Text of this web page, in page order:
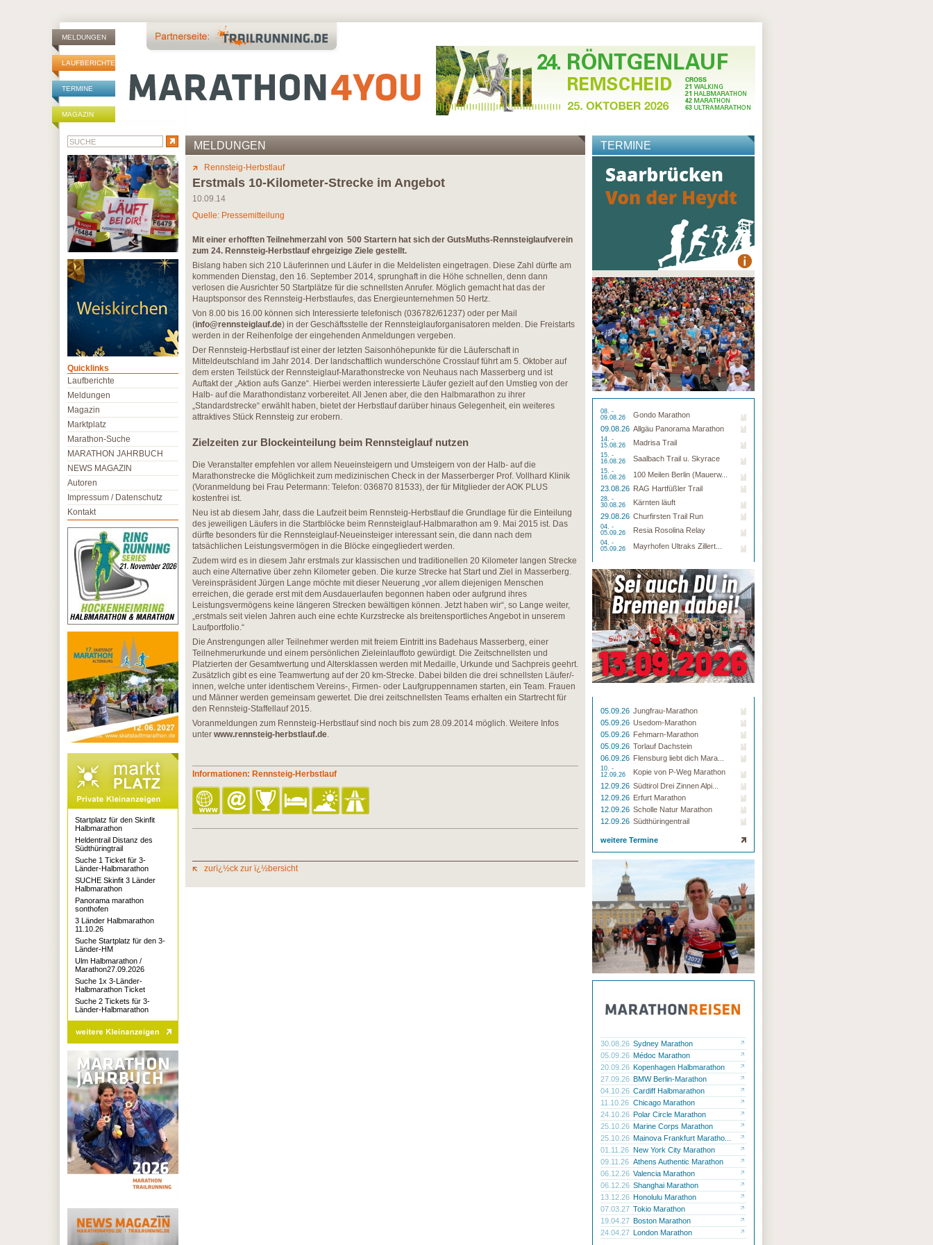
MELDUNGEN
LAUFBERICHTE
TERMINE
MAGAZIN
MELDUNGEN
Rennsteig-Herbstlauf
Erstmals 10-Kilometer-Strecke im Angebot
10.09.14
Quelle: Pressemitteilung
Mit einer erhofften Teilnehmerzahl von 500 Startern hat sich der GutsMuths-Rennsteiglaufverein
zum 24. Rennsteig-Herbstlauf ehrgeizige Ziele gestellt.
Bislang haben sich 210 Läuferinnen und Läufer in die Meldelisten eingetragen. Diese Zahl dürfte am
kommenden Dienstag, den 16. September 2014, sprunghaft in die Höhe schnellen, denn dann
verlosen die Ausrichter 50 Startplätze für die schnellsten Anrufer. Möglich gemacht hat das der
Hauptsponsor des Rennsteig-Herbstlaufes, das Energieunternehmen 50 Hertz.
Von 8.00 bis 16.00 können sich Interessierte telefonisch (036782/61237) oder per Mail
(info@rennsteiglauf.de) in der Geschäftsstelle der Rennsteiglauforganisatoren melden. Die Freistarts
werden in der Reihenfolge der eingehenden Anmeldungen vergeben.
Der Rennsteig-Herbstlauf ist einer der letzten Saisonhöhepunkte für die Läuferschaft in
Mitteldeutschland im Jahr 2014. Der landschaftlich wunderschöne Crosslauf führt am 5. Oktober auf
dem ersten Teilstück der Rennsteiglauf-Marathonstrecke von Neuhaus nach Masserberg und ist
Auftakt der „Aktion aufs Ganze“. Hierbei werden interessierte Läufer gezielt auf den Umstieg von der
Halb- auf die Marathondistanz vorbereitet. All Jenen aber, die den Halbmarathon zu ihrer
„Standardstrecke“ erwählt haben, bietet der Herbstlauf darüber hinaus Gelegenheit, ein weiteres
attraktives Stück Rennsteig zur erobern.
Zielzeiten zur Blockeinteilung beim Rennsteiglauf nutzen
Die Veranstalter empfehlen vor allem Neueinsteigern und Umsteigern von der Halb- auf die
Marathonstrecke die Möglichkeit zum medizinischen Check in der Masserberger Prof. Vollhard Klinik
(Voranmeldung bei Frau Petermann: Telefon: 036870 81533), der für Mitglieder der AOK PLUS
kostenfrei ist.
Neu ist ab diesem Jahr, dass die Laufzeit beim Rennsteig-Herbstlauf die Grundlage für die Einteilung
des jeweiligen Läufers in die Startblöcke beim Rennsteiglauf-Halbmarathon am 9. Mai 2015 ist. Das
dürfte besonders für die Rennsteiglauf-Neueinsteiger interessant sein, die dann nach dem
tatsächlichen Leistungsvermögen in die Blöcke eingegliedert werden.
Zudem wird es in diesem Jahr erstmals zur klassischen und traditionellen 20 Kilometer langen Strecke
auch eine Alternative über zehn Kilometer geben. Die kurze Strecke hat Start und Ziel in Masserberg.
Vereinspräsident Jürgen Lange möchte mit dieser Neuerung „vor allem diejenigen Menschen
erreichen, die gerade erst mit dem Ausdauerlaufen begonnen haben oder aufgrund ihres
Leistungsvermögens keine längeren Strecken bewältigen können. Jetzt haben wir“, so Lange weiter,
„erstmals seit vielen Jahren auch eine echte Kurzstrecke als breitensportliches Angebot in unserem
Laufportfolio.“
Die Anstrengungen aller Teilnehmer werden mit freiem Eintritt ins Badehaus Masserberg, einer
Teilnehmerurkunde und einem persönlichen Zieleinlauffoto gewürdigt. Die Zeitschnellsten und
Platzierten der Gesamtwertung und Altersklassen werden mit Medaille, Urkunde und Sachpreis geehrt.
Zusätzlich gibt es eine Teamwertung auf der 20 km-Strecke. Dabei bilden die drei schnellsten Läufer/-
innen, welche unter identischem Vereins-, Firmen- oder Laufgruppennamen starten, ein Team. Frauen
und Männer werden gemeinsam gewertet. Die drei zeitschnellsten Teams erhalten ein Startrecht für
den Rennsteig-Staffellauf 2015.
Voranmeldungen zum Rennsteig-Herbstlauf sind noch bis zum 28.09.2014 möglich. Weitere Infos
unter www.rennsteig-herbstlauf.de.
Informationen: Rennsteig-Herbstlauf
zurï¿½ck zur ï¿½bersicht
TERMINE
08. -
09.08.26
Gondo Marathon
09.08.26 Allgäu Panorama Marathon
14. -
15.08.26
Madrisa Trail
15. -
16.08.26
Saalbach Trail u. Skyrace
15. -
16.08.26
100 Meilen Berlin (Mauerw...
23.08.26 RAG Hartfüßler Trail
28. -
30.08.26
Kärnten läuft
29.08.26 Churfirsten Trail Run
04. -
05.09.26
Resia Rosolina Relay
04. -
05.09.26
Mayrhofen Ultraks Zillert...
05.09.26 Jungfrau-Marathon
05.09.26 Usedom-Marathon
05.09.26 Fehmarn-Marathon
05.09.26 Torlauf Dachstein
06.09.26 Flensburg liebt dich Mara...
10. -
12.09.26
Kopie von P-Weg Marathon
12.09.26 Südtirol Drei Zinnen Alpi...
12.09.26 Erfurt Marathon
12.09.26 Scholle Natur Marathon
12.09.26 Südthüringentrail
weitere Termine
30.08.26 Sydney Marathon
05.09.26 Médoc Marathon
20.09.26 Kopenhagen Halbmarathon
27.09.26 BMW Berlin-Marathon
04.10.26 Cardiff Halbmarathon
11.10.26 Chicago Marathon
24.10.26 Polar Circle Marathon
25.10.26 Marine Corps Marathon
25.10.26 Mainova Frankfurt Maratho...
01.11.26 New York City Marathon
09.11.26 Athens Authentic Marathon
06.12.26 Valencia Marathon
06.12.26 Shanghai Marathon
13.12.26 Honolulu Marathon
07.03.27 Tokio Marathon
19.04.27 Boston Marathon
24.04.27 London Marathon
Quicklinks
Laufberichte
Meldungen
Magazin
Marktplatz
Marathon-Suche
MARATHON JAHRBUCH
NEWS MAGAZIN
Autoren
Impressum / Datenschutz
Kontakt
Startplatz für den Skinfit
Halbmarathon
Heldentrail Distanz des
Südthüringtrail
Suche 1 Ticket für 3-
Länder-Halbmarathon
SUCHE Skinfit 3 Länder
Halbmarathon
Panorama marathon
sonthofen
3 Länder Halbmarathon
11.10.26
Suche Startplatz für den 3-
Länder-HM
Ulm Halbmarathon /
Marathon27.09.2026
Suche 1x 3-Länder-
Halbmarathon Ticket
Suche 2 Tickets für 3-
Länder-Halbmarathon